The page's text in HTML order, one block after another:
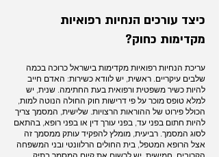
כיצד עורכים הנחיות רפואיות
מקדימות כחוק?
עריכת הנחיות רפואיות מקדימות בישראל כרוכה בכמה
שלבים עיקריים. ראשית, יש לוודא כשירות: האדם חייב
להיות כשיר משפטית ורפואית בעת החתימה. שנית, יש
למלא טופס מוכר על פי דרישות חוק החולה הנוטה למות,
הכולל פירוט של ההוראות הרצויות. שלישית, המסמך צריך
להיות חתום בפני עד, בפני עורך דין או בפני רופא, בהתאם
לסוג המסמך. רביעית, מומלץ להפקיד עותק ממסמך זה
אצל הרופא המטפל, בית החולים הרלוונטי ובני המשפחה